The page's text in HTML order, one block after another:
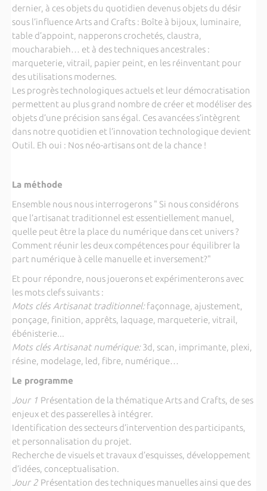
dernier, à ces objets du quotidien devenus objets du désir
sous l’influence Arts and Crafts : Boîte à bijoux, luminaire,
table d’appoint, napperons crochetés, claustra,
moucharabieh… et à des techniques ancestrales :
marqueterie, vitrail, papier peint, en les réinventant pour
des utilisations modernes.
Les progrès technologiques actuels et leur démocratisation
permettent au plus grand nombre de créer et modéliser des
objets d’une précision sans égal. Ces avancées s’intègrent
dans notre quotidien et l’innovation technologique devient
Outil. Eh oui : Nos néo-artisans ont de la chance !
La méthode
Ensemble nous nous interrogerons " Si nous considérons
que l’artisanat traditionnel est essentiellement manuel,
quelle peut être la place du numérique dans cet univers ?
Comment réunir les deux compétences pour équilibrer la
part numérique à celle manuelle et inversement?"
Et pour répondre, nous jouerons et expérimenterons avec
les mots clefs suivants :
Mots clés Artisanat traditionnel:façonnage, ajustement,
ponçage, finition, apprêts, laquage, marqueterie, vitrail,
ébénisterie...
Mots clés Artisanat numérique:3d, scan, imprimante, plexi,
résine, modelage, led, fibre, numérique…
Le programme
Jour 1 Présentation de la thématique Arts and Crafts, de ses
enjeux et des passerelles à intégrer.
Identification des secteurs d’intervention des participants,
et personnalisation du projet.
Recherche de visuels et travaux d’esquisses, développement
d’idées, conceptualisation.
Jour 2 Présentation des techniques manuelles ainsi que des